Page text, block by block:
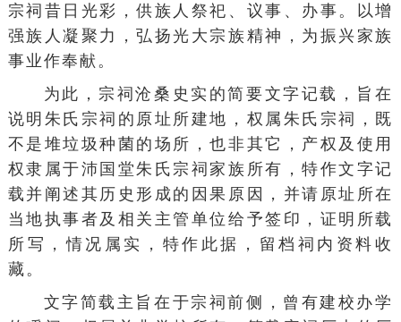
宗祠昔日光彩，供族人祭祀、议事、办事。以增
强族人凝聚力，弘扬光大宗族精神，为振兴家族
事业作奉献。
为此，宗祠沧桑史实的简要文字记载，旨在
说明朱氏宗祠的原址所建地，权属朱氏宗祠，既
不是堆垃圾种菌的场所，也非其它，产权及使用
权隶属于沛国堂朱氏宗祠家族所有，特作文字记
载并阐述其历史形成的因果原因，并请原址所在
当地执事者及相关主管单位给予签印，证明所载
所写，情况属实，特作此据，留档祠内资料收
藏。
文字简载主旨在于宗祠前侧，曾有建校办学